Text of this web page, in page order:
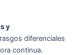
y
diferenciales
continua.